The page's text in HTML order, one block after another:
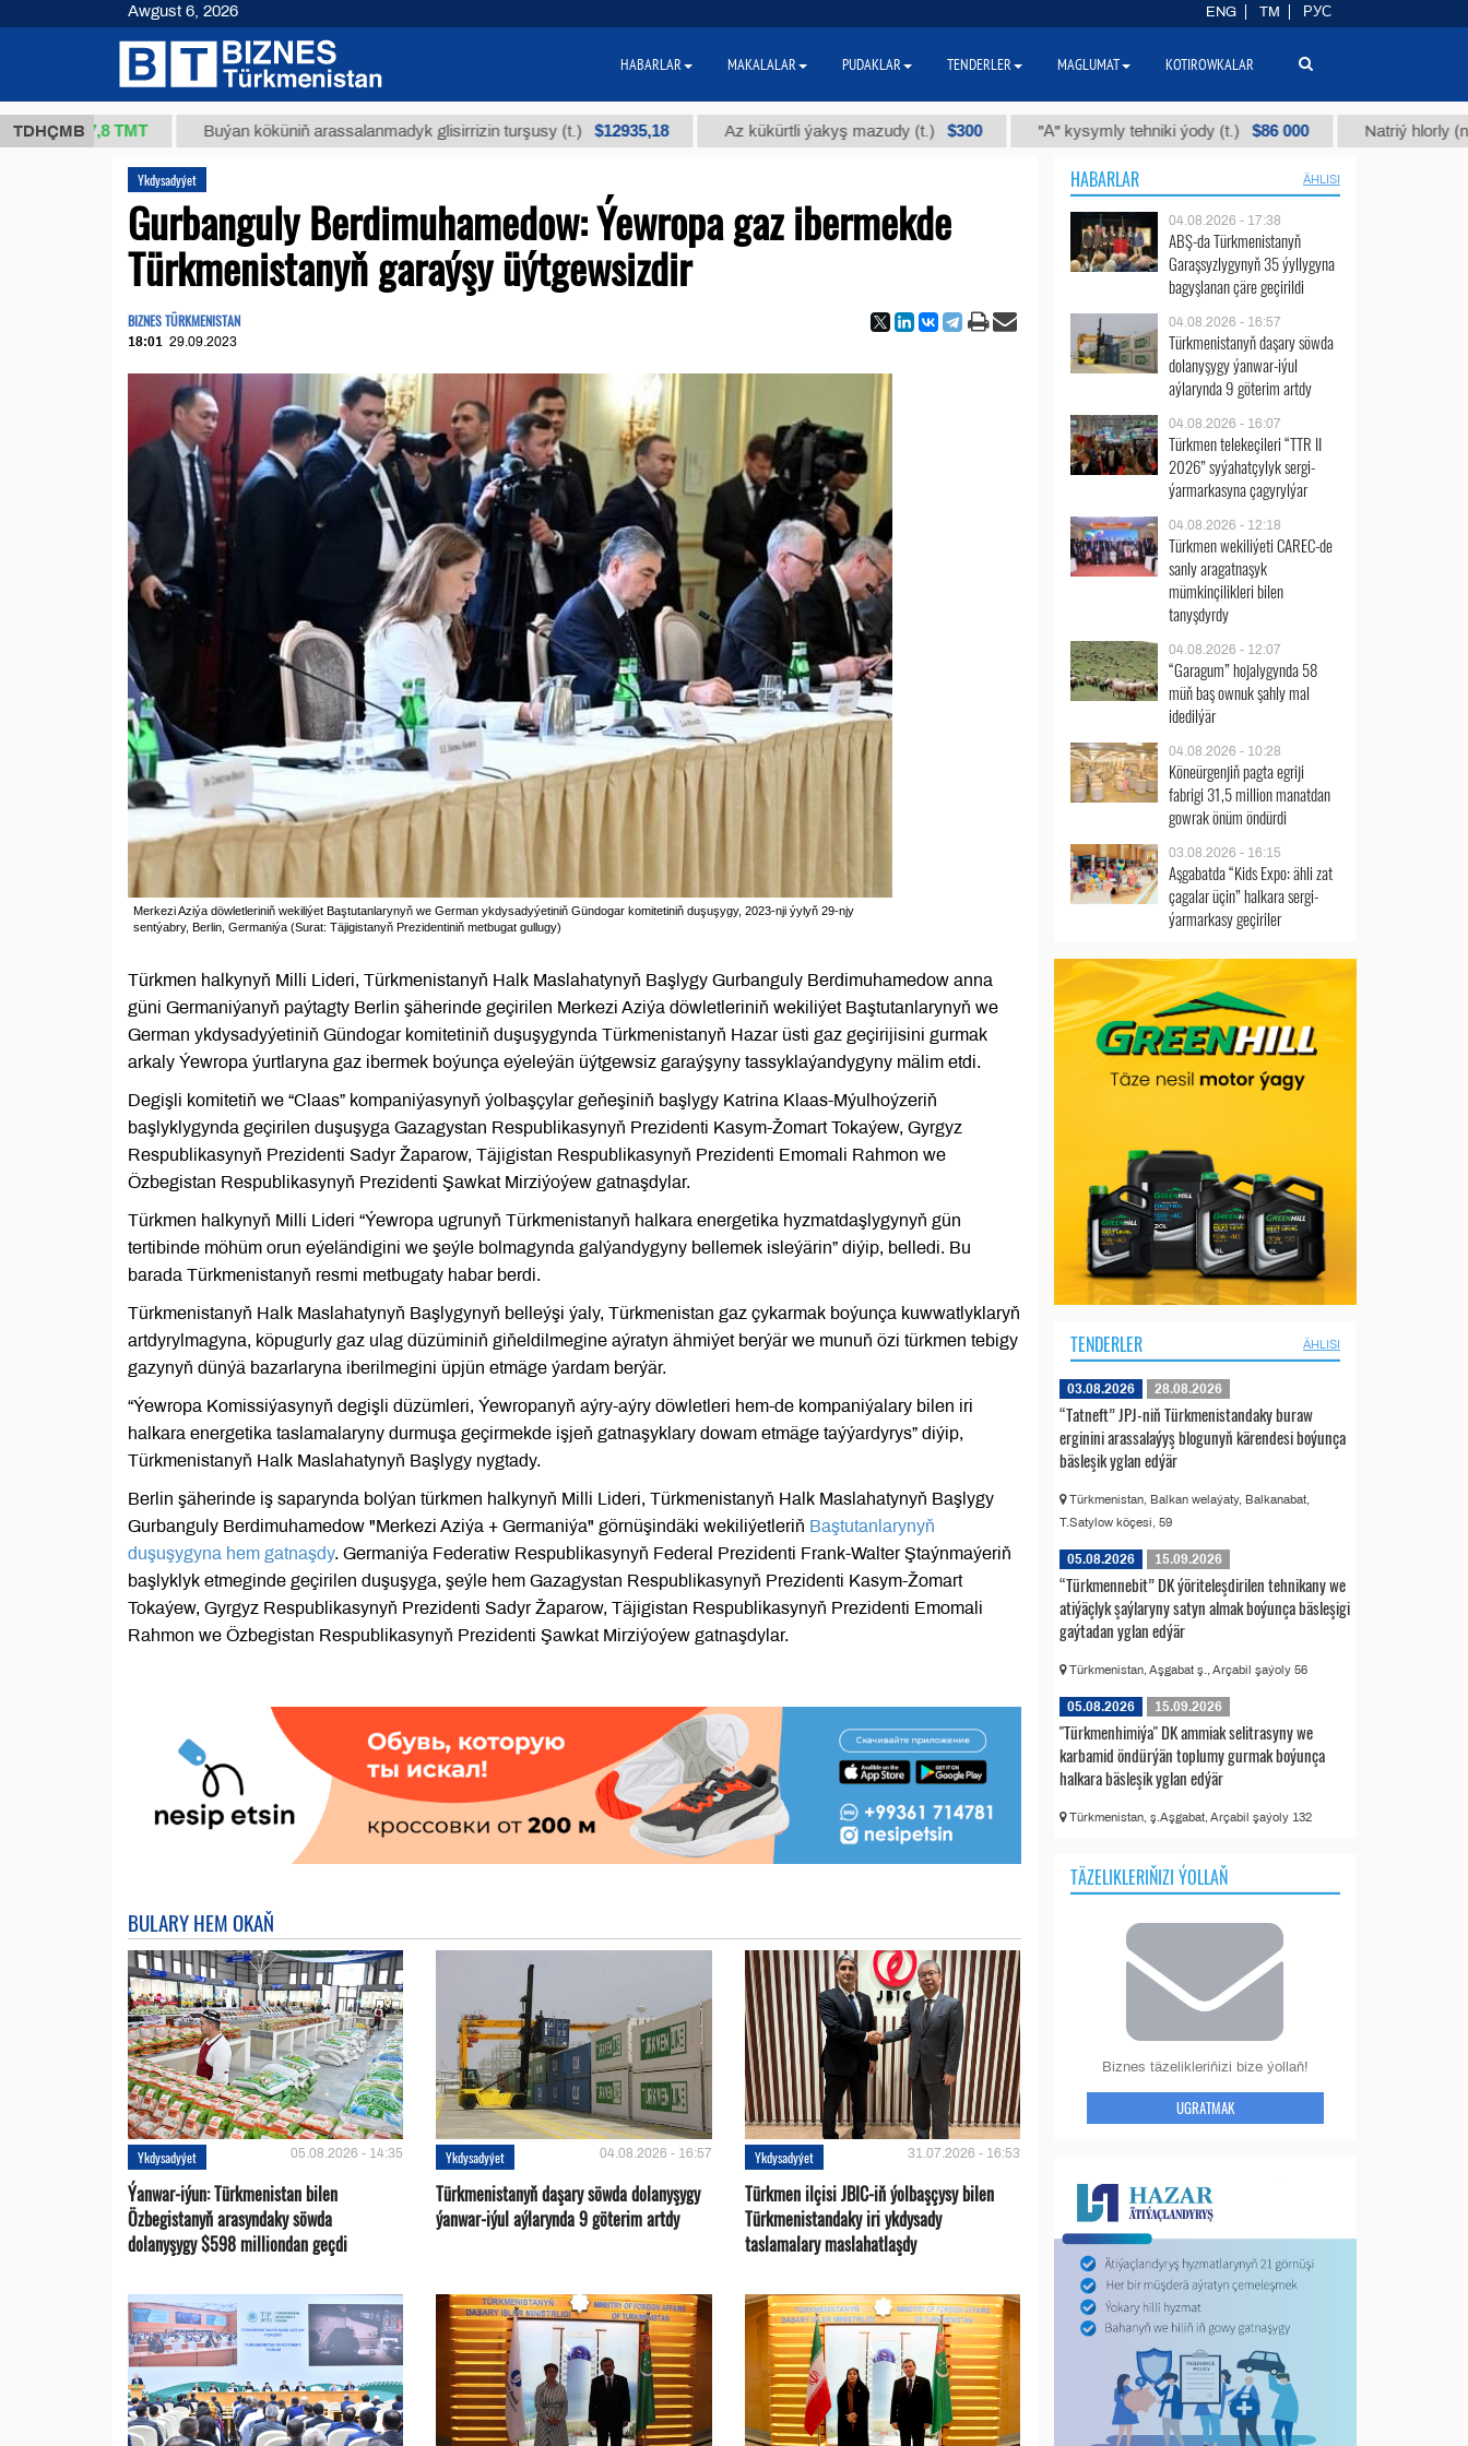
TDHÇMB
37,8 ТМТ Buýan köküniň arassalanmadyk glisirrizin turşusy (t.) $12935,18 Az kükürtli ýakyş mazudy (t.) $300 "А" kysymly tehniki ýody (t.) $86 000 Natriý hlorly (nahar
Ykdysadyýet
Gurbanguly Berdimuhamedow: Ýewropa gaz ibermekde
Türkmenistanyň garaýşy üýtgewsizdir
BIZNES TÜRKMENISTAN
18:01 29.09.2023
Merkezi Aziýa döwletleriniň wekiliýet Baştutanlarynyň we German ykdysadyýetiniň Gündogar komitetiniň duşuşygy, 2023-nji ýylyň 29-njy
sentýabry, Berlin, Germaniýa (Surat: Täjigistanyň Prezidentiniň metbugat gullugy)
Türkmen halkynyň Milli Lideri, Türkmenistanyň Halk Maslahatynyň Başlygy Gurbanguly Berdimuhamedow anna
güni Germaniýanyň paýtagty Berlin şäherinde geçirilen Merkezi Aziýa döwletleriniň wekiliýet Baştutanlarynyň we
German ykdysadyýetiniň Gündogar komitetiniň duşuşygynda Türkmenistanyň Hazar üsti gaz geçirijisini gurmak
arkaly Ýewropa ýurtlaryna gaz ibermek boýunça eýeleýän üýtgewsiz garaýşyny tassyklaýandygyny mälim etdi.
Degişli komitetiň we “Claas” kompaniýasynyň ýolbaşçylar geňeşiniň başlygy Katrina Klaas-Mýulhoýzeriň
başlyklygynda geçirilen duşuşyga Gazagystan Respublikasynyň Prezidenti Kasym-Žomart Tokaýew, Gyrgyz
Respublikasynyň Prezidenti Sadyr Žaparow, Täjigistan Respublikasynyň Prezidenti Emomali Rahmon we
Özbegistan Respublikasynyň Prezidenti Şawkat Mirziýoýew gatnaşdylar.
Türkmen halkynyň Milli Lideri “Ýewropa ugrunyň Türkmenistanyň halkara energetika hyzmatdaşlygynyň gün
tertibinde möhüm orun eýeländigini we şeýle bolmagynda galýandygyny bellemek isleýärin” diýip, belledi. Bu
barada Türkmenistanyň resmi metbugaty habar berdi.
Türkmenistanyň Halk Maslahatynyň Başlygynyň belleýşi ýaly, Türkmenistan gaz çykarmak boýunça kuwwatlyklaryň
artdyrylmagyna, köpugurly gaz ulag düzüminiň giňeldilmegine aýratyn ähmiýet berýär we munuň özi türkmen tebigy
gazynyň dünýä bazarlaryna iberilmegini üpjün etmäge ýardam berýär.
“Ýewropa Komissiýasynyň degişli düzümleri, Ýewropanyň aýry-aýry döwletleri hem-de kompaniýalary bilen iri
halkara energetika taslamalaryny durmuşa geçirmekde işjeň gatnaşyklary dowam etmäge taýýardyrys” diýip,
Türkmenistanyň Halk Maslahatynyň Başlygy nygtady.
Berlin şäherinde iş saparynda bolýan türkmen halkynyň Milli Lideri, Türkmenistanyň Halk Maslahatynyň Başlygy
Gurbanguly Berdimuhamedow "Merkezi Aziýa + Germaniýa" görnüşindäki wekiliýetleriň Baştutanlarynyň
duşuşygyna hem gatnaşdy. Germaniýa Federatiw Respublikasynyň Federal Prezidenti Frank-Walter Ştaýnmaýeriň
başlyklyk etmeginde geçirilen duşuşyga, şeýle hem Gazagystan Respublikasynyň Prezidenti Kasym-Žomart
Tokaýew, Gyrgyz Respublikasynyň Prezidenti Sadyr Žaparow, Täjigistan Respublikasynyň Prezidenti Emomali
Rahmon we Özbegistan Respublikasynyň Prezidenti Şawkat Mirziýoýew gatnaşdylar.
BULARY HEM OKAŇ
Ykdysadyýet 05.08.2026 - 14:35
Ýanwar-iýun: Türkmenistan bilen
Özbegistanyň arasyndaky söwda
dolanyşygy $598 milliondan geçdi
Ykdysadyýet 04.08.2026 - 16:57
Türkmenistanyň daşary söwda dolanyşygy
ýanwar-iýul aýlarynda 9 göterim artdy
Ykdysadyýet 31.07.2026 - 16:53
Türkmen ilçisi JBIC-iň ýolbaşçysy bilen
Türkmenistandaky iri ykdysady
taslamalary maslahatlaşdy
HABARLAR ÄHLISI
04.08.2026 - 17:38
ABŞ-da Türkmenistanyň
Garaşsyzlygynyň 35 ýyllygyna
bagyşlanan çäre geçirildi
04.08.2026 - 16:57
Türkmenistanyň daşary söwda
dolanyşygy ýanwar-iýul
aýlarynda 9 göterim artdy
04.08.2026 - 16:07
Türkmen telekeçileri “TTR II
2026” syýahatçylyk sergi-
ýarmarkasyna çagyrylýar
04.08.2026 - 12:18
Türkmen wekiliýeti CAREC-de
sanly aragatnaşyk
mümkinçilikleri bilen
tanyşdyrdy
04.08.2026 - 12:07
“Garagum” hojalygynda 58
müň baş ownuk şahly mal
idedilýär
04.08.2026 - 10:28
Köneürgenjiň pagta egriji
fabrigi 31,5 million manatdan
gowrak önüm öndürdi
03.08.2026 - 16:15
Aşgabatda “Kids Expo: ähli zat
çagalar üçin” halkara sergi-
ýarmarkasy geçiriler
TENDERLER ÄHLISI
03.08.2026 28.08.2026
“Tatneft” JPJ-niň Türkmenistandaky buraw
erginini arassalaýyş blogunyň kärendesi boýunça
bäsleşik yglan edýär
Türkmenistan, Balkan welaýaty, Balkanabat,
T.Satylow köçesi, 59
05.08.2026 15.09.2026
“Türkmennebit” DK ýöriteleşdirilen tehnikany we
atiýäçlyk şaýlaryny satyn almak boýunça bäsleşigi
gaýtadan yglan edýär
Türkmenistan, Aşgabat ş., Arçabil şaýoly 56
05.08.2026 15.09.2026
"Türkmenhimiýa" DK ammiak selitrasyny we
karbamid öndürýän toplumy gurmak boýunça
halkara bäsleşik yglan edýär
Türkmenistan, ş.Aşgabat, Arçabil şaýoly 132
TÄZELIKLERIŇIZI ÝOLLAŇ
Biznes täzelikleriňizi bize ýollaň!
UGRATMAK
Awgust 6, 2026 ENG TM РУС
HABARLAR MAKALALAR PUDAKLAR TENDERLER MAGLUMAT KOTIROWKALAR